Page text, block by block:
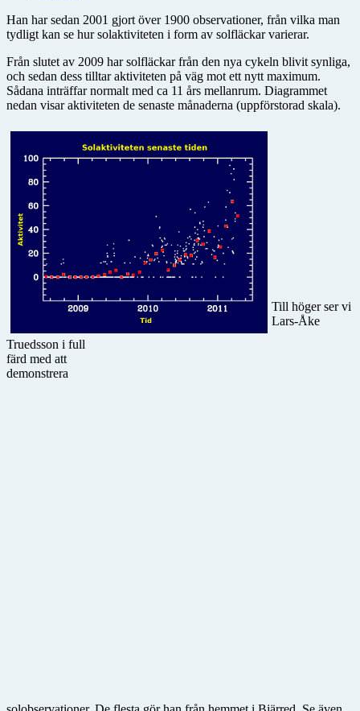
Han har sedan 2001 gjort över 1900 observationer, från vilka man
tydligt kan se hur solaktiviteten i form av solfläckar varierar.
Från slutet av 2009 har solfläckar från den nya cykeln blivit synliga,
och sedan dess tilltar aktiviteten på väg mot ett nytt maximum.
Sådana inträffar normalt med ca 11 års mellanrum. Diagrammet
nedan visar aktiviteten de senaste månaderna (uppförstorad skala).
Till höger ser vi
Lars-Åke
Truedsson i full
färd med att
demonstrera